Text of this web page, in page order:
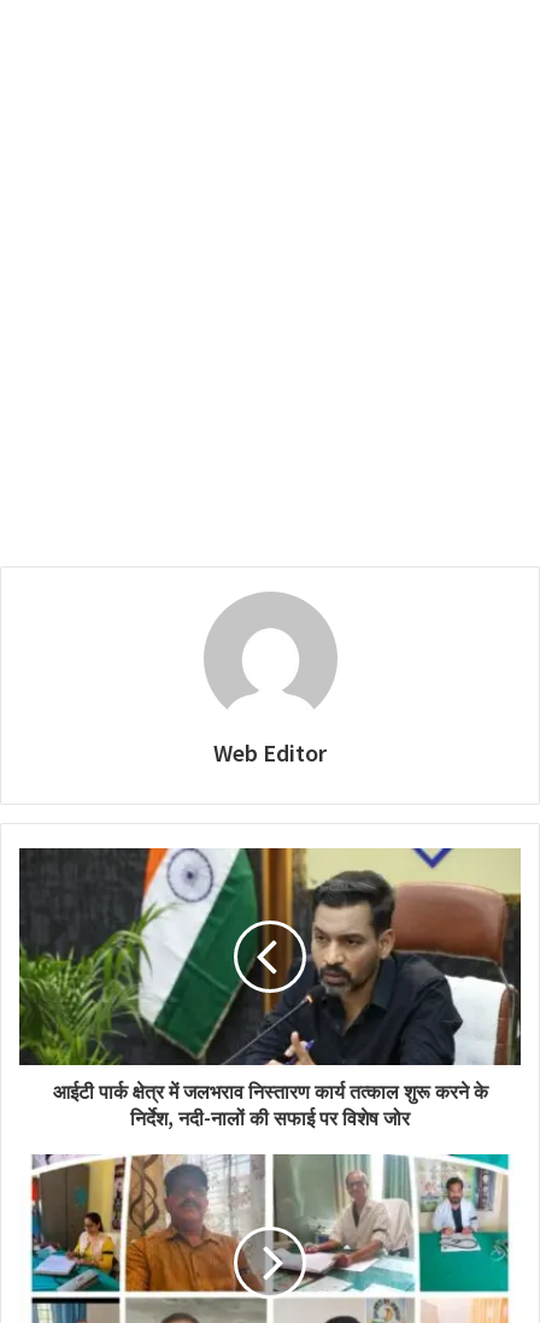
Web Editor
आईटी पार्क क्षेत्र में जलभराव निस्तारण कार्य तत्काल शुरू करने के
निर्देश, नदी-नालों की सफाई पर विशेष जोर